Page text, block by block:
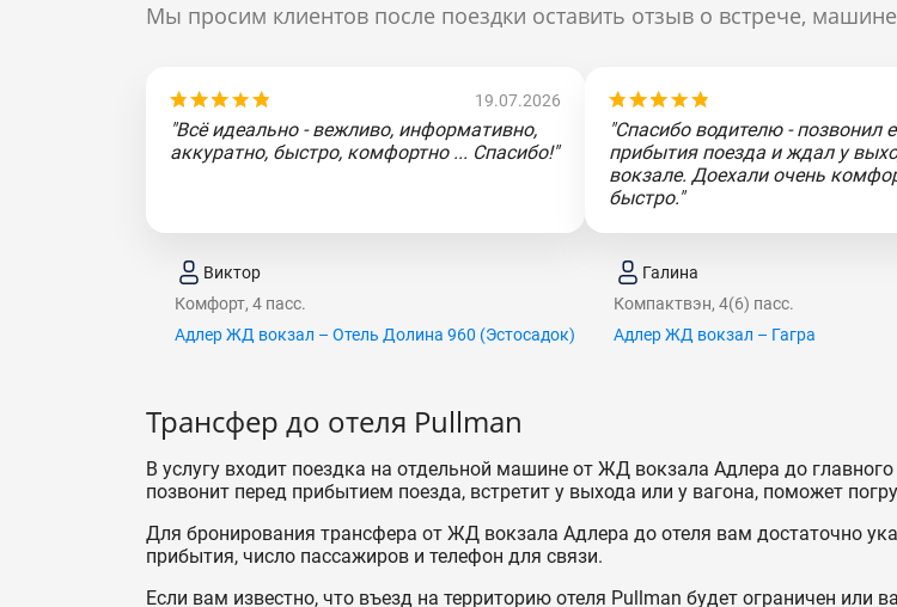
Мы просим клиентов после поездки оставить отзыв о встрече,
19.07.2026
"Всё идеально - вежливо, информативно,
аккуратно, быстро, комфортно ... Спасибо!"
Виктор
Комфорт, 4 пасс.
Адлер ЖД вокзал – Отель Долина 960 (Эcтocaдoк)
"Спасибо водителю - позвонил
прибытия поезда и ждал у
вокзале. Доехали очень
быстро."
Галина
Компактвэн, 4(6) пасс.
Адлер ЖД вокзал – Гагра
Трансфер до отеля Pullman
В услугу входит поездка на отдельной машине от ЖД вокзала Адлера до
позвонит перед прибытием поезда, встретит у выхода или у вагона, поможет
Для бронирования трансфера от ЖД вокзала Адлера до отеля вам достаточно
прибытия, число пассажиров и телефон для связи.
Если вам известно, что въезд на территорию отеля Pullman будет ограничен или